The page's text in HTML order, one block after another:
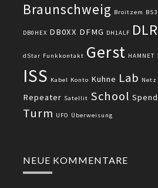
Braunschweig Broitzem BS3
DB0HEX DB0XX DFMG DH1ALF DLR
dStar Funkkontakt Gerst HAMNET
ISS Kabel Konto Kuhne Lab Netz
Repeater Satellit School
Turm UFO Überweisung
NEUE KOMMENTARE